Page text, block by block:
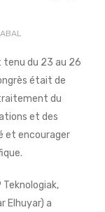
tenu du 23 au 26
était de
du
et des
et encourager
Teknologiak,
Elhuyar) a